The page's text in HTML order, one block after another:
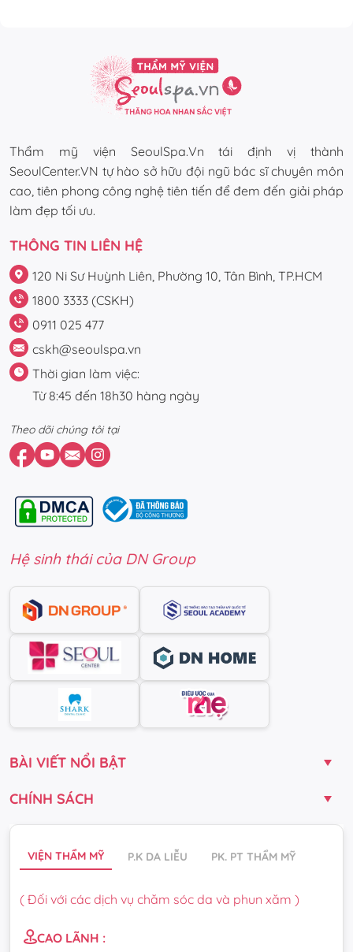
Thẩm mỹ viện SeoulSpa.Vn tái định vị thành
SeoulCenter.VN tự hào sở hữu đội ngũ bác sĩ chuyên môn
cao, tiên phong công nghệ tiên tiến để đem đến giải pháp
làm đẹp tối ưu.
THÔNG TIN LIÊN HỆ
120 Ni Sư Huỳnh Liên, Phường 10, Tân Bình, TP.HCM
1800 3333 (CSKH)
0911 025 477
cskh@seoulspa.vn
Thời gian làm việc:
Từ 8:45 đến 18h30 hàng ngày
Theo dõi chúng tôi tại
Hệ sinh thái của DN Group
BÀI VIẾT NỔI BẬT
CHÍNH SÁCH
VIỆN THẨM MỸ P.K DA LIỄU PK. PT THẨM MỸ
( Đối với các dịch vụ chăm sóc da và phun xăm )
CAO LÃNH :